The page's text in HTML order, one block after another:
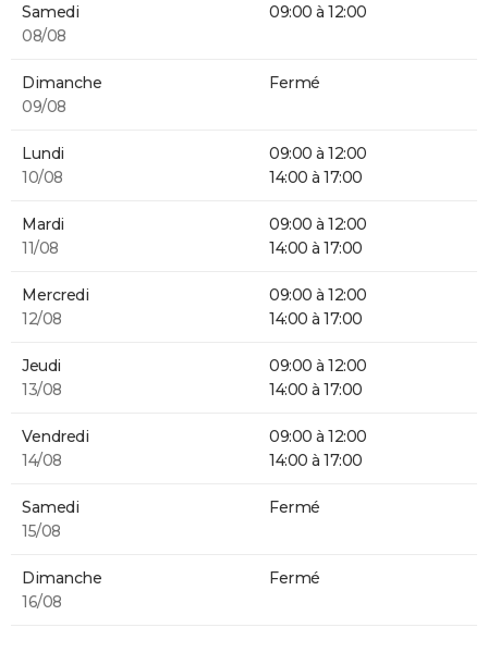
Samedi
08/08
09:00 à 12:00
Dimanche
09/08
Fermé
Lundi
10/08
09:00 à 12:00
14:00 à 17:00
Mardi
11/08
09:00 à 12:00
14:00 à 17:00
Mercredi
12/08
09:00 à 12:00
14:00 à 17:00
Jeudi
13/08
09:00 à 12:00
14:00 à 17:00
Vendredi
14/08
09:00 à 12:00
14:00 à 17:00
Samedi
15/08
Fermé
Dimanche
16/08
Fermé